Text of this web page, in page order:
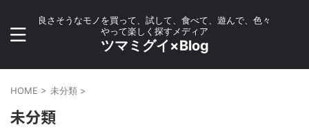
良さそうなモノを買って、試して、食べて、遊んで、色々
やって楽しく探すメディア
ツマミグイ×Blog
HOME > 未分類 >
未分類